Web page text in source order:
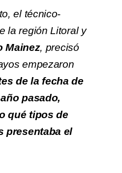
el técnico-
la región Litoral y
Mainez, precisó
empezaron
de la fecha de
pasado,
qué tipos de
presentaba el